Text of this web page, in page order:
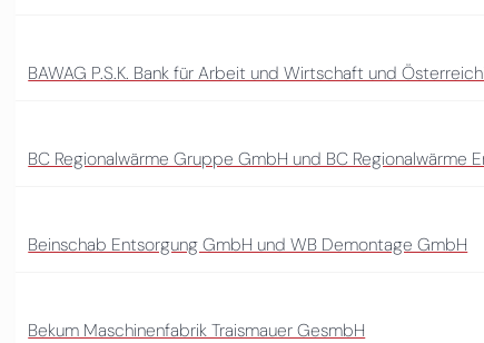
BAWAG P.S.K. Bank für Arbeit und Wirtschaft und
BC Regionalwärme Gruppe GmbH und BC Regionalwärme
Beinschab Entsorgung GmbH und WB Demontage GmbH
Bekum Maschinenfabrik Traismauer GesmbH